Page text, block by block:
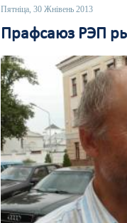
Пятніца, 30 Жнівень 2013
Прафсаюз РЭП